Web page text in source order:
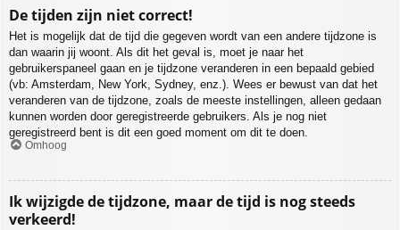
De tijden zijn niet correct!
Het is mogelijk dat de tijd die gegeven wordt van een andere tijdzone is
dan waarin jij woont. Als dit het geval is, moet je naar het
gebruikerspaneel gaan en je tijdzone veranderen in een bepaald gebied
(vb: Amsterdam, New York, Sydney, enz.). Wees er bewust van dat het
veranderen van de tijdzone, zoals de meeste instellingen, alleen gedaan
kunnen worden door geregistreerde gebruikers. Als je nog niet
geregistreerd bent is dit een goed moment om dit te doen.
Omhoog
Ik wijzigde de tijdzone, maar de tijd is nog steeds
verkeerd!